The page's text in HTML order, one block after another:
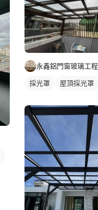
永鑫鋁門窗玻璃工程
採光罩 屋頂採光罩